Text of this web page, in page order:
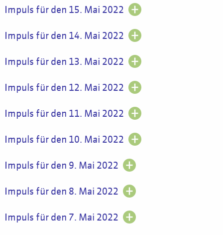
Impuls für den 15. Mai 2022
Impuls für den 14. Mai 2022
Impuls für den 13. Mai 2022
Impuls für den 12. Mai 2022
Impuls für den 11. Mai 2022
Impuls für den 10. Mai 2022
Impuls für den 9. Mai 2022
Impuls für den 8. Mai 2022
Impuls für den 7. Mai 2022